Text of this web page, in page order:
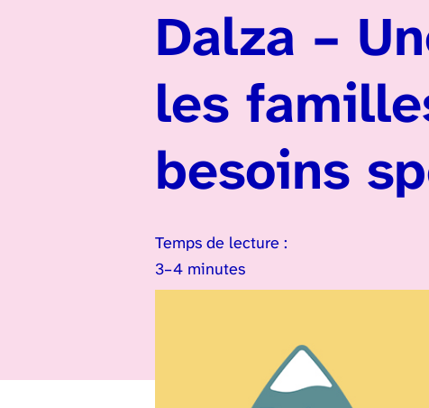
Dalza –
les
besoins
Temps de lecture :
3–4 minutes